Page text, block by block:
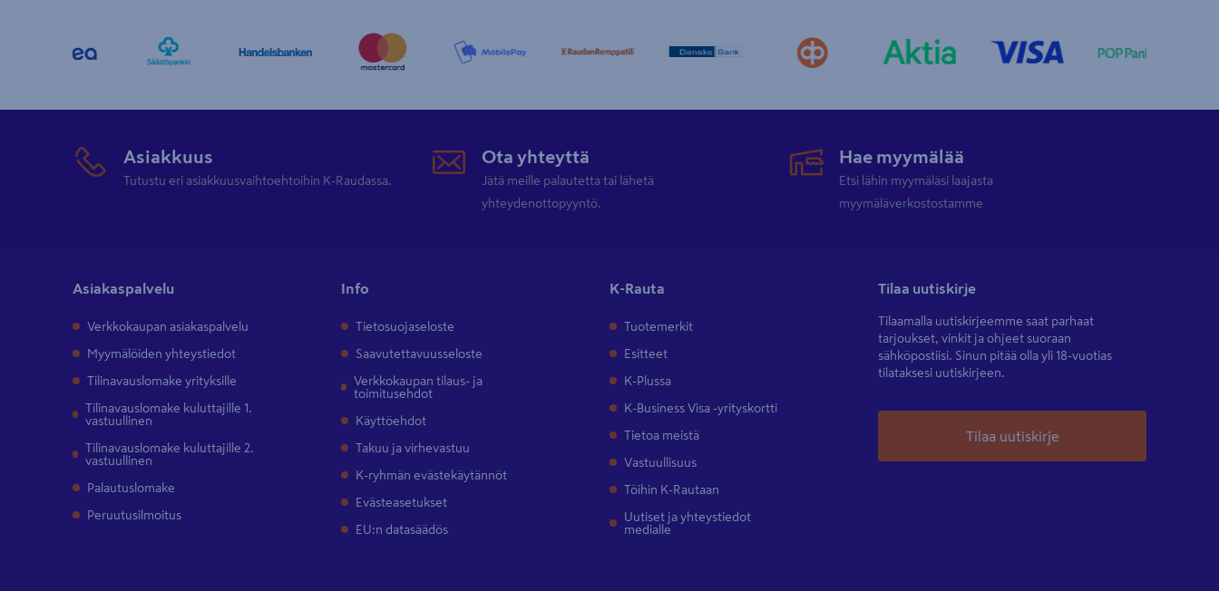
Asiakkuus
Tutustu eri asiakkuusvaihtoehtoihin K-Raudassa.
Ota yhteyttä
Jätä meille palautetta tai lähetä
yhteydenottopyyntö.
Hae myymälää
Etsi lähin myymäläsi laajasta
myymäläverkostostamme
Asiakaspalvelu
Verkkokaupan asiakaspalvelu
Myymälöiden yhteystiedot
Tilinavauslomake yrityksille
Tilinavauslomake kuluttajille 1.
vastuullinen
Tilinavauslomake kuluttajille 2.
vastuullinen
Palautuslomake
Peruutusilmoitus
Info
Tietosuojaseloste
Saavutettavuusseloste
Verkkokaupan tilaus- ja
toimitusehdot
Käyttöehdot
Takuu ja virhevastuu
K-ryhmän evästekäytännöt
Evästeasetukset
EU:n datasäädös
K-Rauta
Tuotemerkit
Esitteet
K-Plussa
K-Business Visa -yrityskortti
Tietoa meistä
Vastuullisuus
Töihin K-Rautaan
Uutiset ja yhteystiedot
medialle
Tilaa uutiskirje
Tilaamalla uutiskirjeemme saat parhaat
tarjoukset, vinkit ja ohjeet suoraan
sähköpostiisi. Sinun pitää olla yli 18-vuotias
tilataksesi uutiskirjeen.
Tilaa uutiskirje